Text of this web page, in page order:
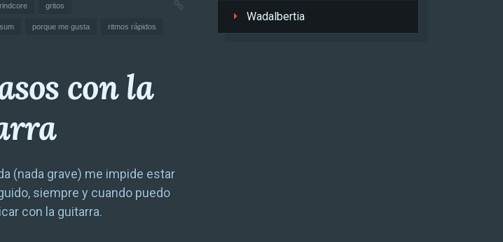
gritos
porque me gusta ritmos rápidos
con la
(nada grave) me impide estar
siempre y cuando puedo
con la guitarra.
Wadalbertia